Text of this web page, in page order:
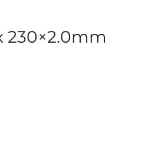
230×2.0mm